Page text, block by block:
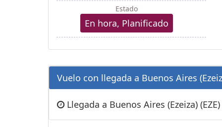
Estado
En hora, Planificado
Vuelo con llegada a Buenos Aires
Llegada a Buenos Aires (Ezeiza) (EZE)